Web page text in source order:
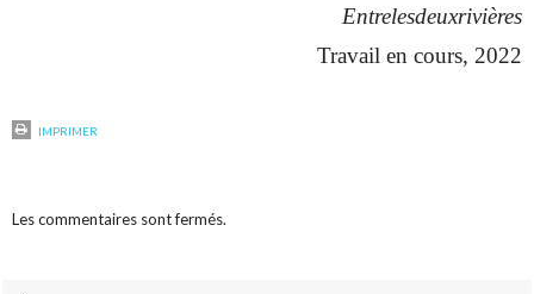
Entrelesdeuxrivières
Travail en cours, 2022
IMPRIMER
Les commentaires sont fermés.